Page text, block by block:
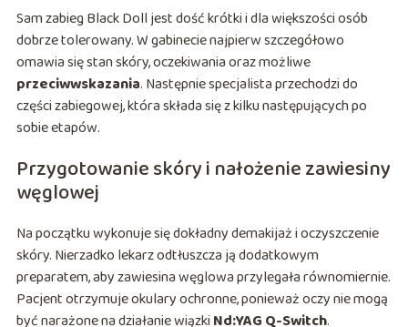
Sam zabieg Black Doll jest dość krótki i dla większości osób
dobrze tolerowany. W gabinecie najpierw szczegółowo
omawia się stan skóry, oczekiwania oraz możliwe
przeciwwskazania. Następnie specjalista przechodzi do
części zabiegowej, która składa się z kilku następujących po
sobie etapów.
Przygotowanie skóry i nałożenie zawiesiny
węglowej
Na początku wykonuje się dokładny demakijaż i oczyszczenie
skóry. Nierzadko lekarz odtłuszcza ją dodatkowym
preparatem, aby zawiesina węglowa przylegała równomiernie.
Pacjent otrzymuje okulary ochronne, ponieważ oczy nie mogą
być narażone na działanie wiązki Nd:YAG Q-Switch.